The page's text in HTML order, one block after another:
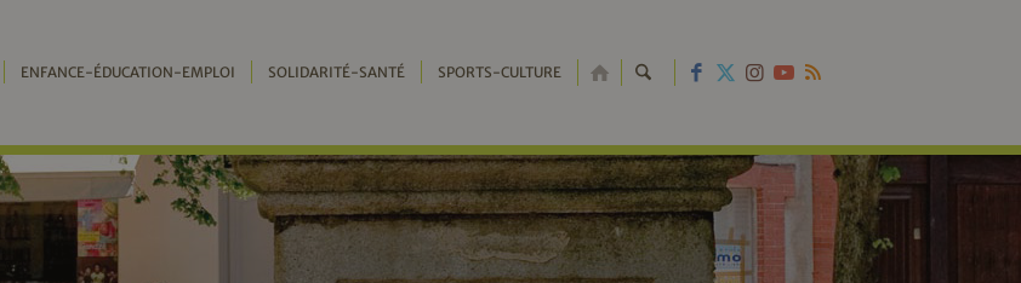
ENFANCE-ÉDUCATION-EMPLOI SOLIDARITÉ-SANTÉ SPORTS-CULTURE RETOUR
À